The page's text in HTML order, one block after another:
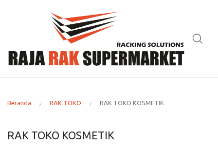
Beranda RAK TOKO RAK TOKO KOSMETIK
RAK TOKO KOSMETIK